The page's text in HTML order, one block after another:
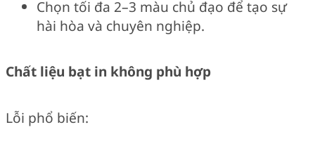
Chọn tối đa 2–3 màu chủ đạo để tạo sự
hài hòa và chuyên nghiệp.
Chất liệu bạt in không phù hợp
Lỗi phổ biến: